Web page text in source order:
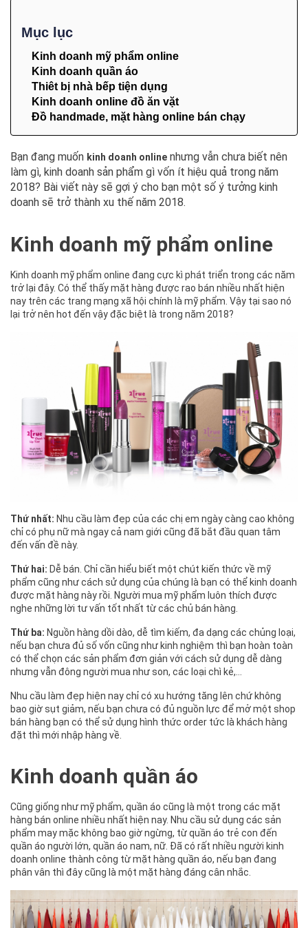
Mục lục
Kinh doanh mỹ phẩm online
Kinh doanh quần áo
Thiêt bị nhà bếp tiện dụng
Kinh doanh online đồ ăn vặt
Đồ handmade, mặt hàng online bán chạy
Bạn đang muốn kinh doanh online nhưng vẫn chưa biết nên
làm gì, kinh doanh sản phẩm gì vốn ít hiệu quả trong năm
2018? Bài viết này sẽ gợi ý cho bạn một số ý tưởng kinh
doanh sẽ trở thành xu thế năm 2018.
Kinh doanh mỹ phẩm online
Kinh doanh mỹ phẩm online đang cực kì phát triển trong các năm
trở lại đây. Có thể thấy mặt hàng được rao bán nhiều nhất hiện
nay trên các trang mạng xã hội chính là mỹ phẩm. Vậy tại sao nó
lại trở nên hot đến vậy đặc biệt là trong năm 2018?
Thứ n hất: Nhu cầu làm đẹp của các chị em ngày càng cao không
chỉ có phụ nữ mà ngay cả nam giới cũng đã bắt đầu quan tâm
đến vấn đề này.
Thứ hai: Dễ bán. Chỉ cần hiểu biết một chút kiến thức về mỹ
phẩm cũng như cách sử dụng của chúng là bạn có thể kinh doanh
được mặt hàng này rồi. Người mua mỹ phẩm luôn thích được
nghe những lời tư vấn tốt nhất từ các chủ bán hàng.
Thứ ba: Nguồn hàng dồi dào, dễ tìm kiếm, đa dạng các chủng loại,
nếu bạn chưa đủ số vốn cũng như kinh nghiệm thì bạn hoàn toàn
có thể chọn các sản phẩm đơn giản với cách sử dụng dễ dàng
nhưng vẫn đông người mua như son, các loại chì kẻ,…
Nhu cầu làm đẹp hiện nay chỉ có xu hướng tăng lên chứ không
bao giờ sụt giảm, nếu bạn chưa có đủ nguồn lực để mở một shop
bán hàng bạn có thể sử dụng hình thức order tức là khách hàng
đặt thì mới nhập hàng về.
Kinh doanh quần áo
Cũng giống như mỹ phẩm, quần áo cũng là một trong các mặt
hàng bán online nhiều nhất hiện nay. Nhu cầu sử dụng các sản
phẩm may mặc không bao giờ ngừng, từ quần áo trẻ con đến
quần áo người lớn, quần áo nam, nữ. Đã có rất nhiều người kinh
doanh online thành công từ mặt hàng quần áo, nếu bạn đang
phân vân thì đây cũng là một mặt hàng đáng cân nhắc.